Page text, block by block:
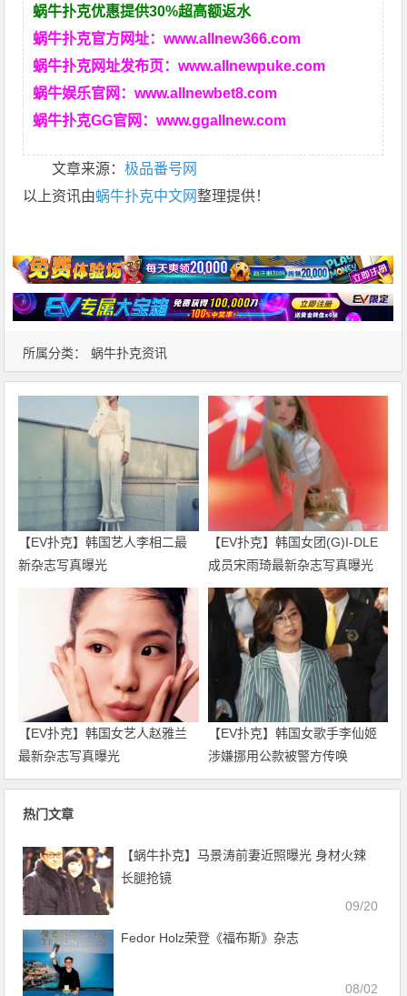
所属分类： 蜗牛扑克资讯
蜗牛扑克优惠提供30%超高额返水
蜗牛扑克官方网址：www.allnew366.com
蜗牛扑克网址发布页：www.allnewpuke.com
蜗牛娱乐官网：www.allnewbet8.com
蜗牛扑克GG官网：www.ggallnew.com
文章来源：极品番号网
以上资讯由蜗牛扑克中文网整理提供！
【EV扑克】韩国艺人李相二最
新杂志写真曝光
【EV扑克】韩国女团(G)I-DLE
成员宋雨琦最新杂志写真曝光
【EV扑克】韩国女艺人赵雅兰
最新杂志写真曝光
【EV扑克】韩国女歌手李仙姬
涉嫌挪用公款被警方传唤
热门文章
【蜗牛扑克】马景涛前妻近照曝光 身材火辣
长腿抢镜
09/20
Fedor Holz荣登《福布斯》杂志
08/02